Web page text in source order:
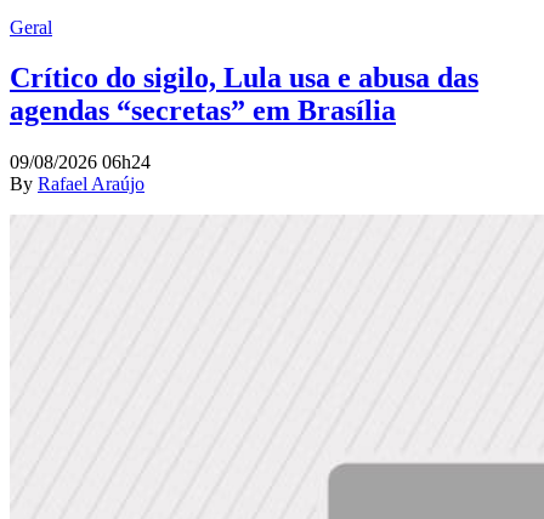
Geral
Crítico do sigilo, Lula usa e abusa das
agendas “secretas” em Brasília
09/08/2026 06h24
By Rafael Araújo